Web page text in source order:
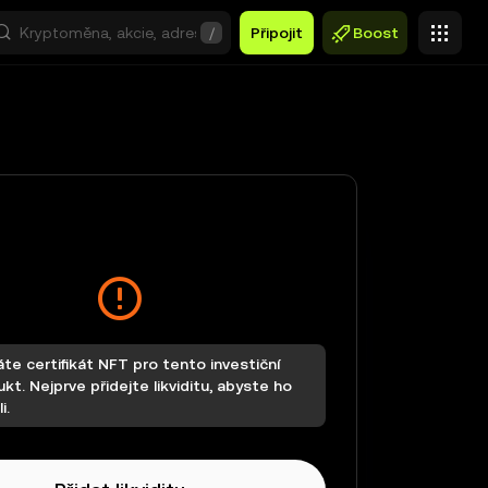
/ Připojit Boost
certifikát NFT pro tento investiční
Nejprve přidejte likviditu, abyste ho